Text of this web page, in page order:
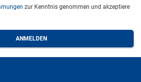
zur Kenntnis genommen und akzeptiere